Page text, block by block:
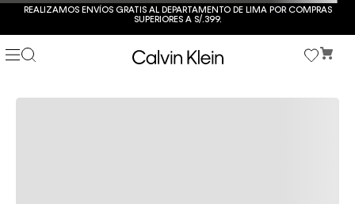
REALIZAMOS ENVÍOS GRATIS AL DEPARTAMENTO DE LIMA POR COMPRAS
SUPERIORES A S/.399.